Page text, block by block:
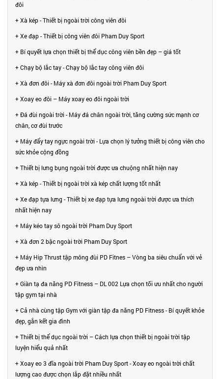
đôi
+ Xà kép - Thiết bị ngoài trời công viên đôi
+ Xe đạp - Thiết bị công viên đôi Pham Duy Sport
+ Bí quyết lựa chọn thiết bị thể dục công viên bền đẹp – giá tốt
+ Chạy bộ lắc tay - Chạy bộ lắc tay công viên đôi
+ Xà đơn đôi - Máy xà đơn đôi ngoài trời Pham Duy Sport
+ Xoay eo đôi – Máy xoay eo đôi ngoài trời
+ Đá đùi ngoài trời - Máy đá chân ngoài trời, tăng cường sức mạnh cơ
chân, cơ đùi trước
+ Máy đẩy tay ngực ngoài trời - Lựa chọn lý tưởng thiết bị công viên cho
sức khỏe cộng đồng
+ Thiết bị lưng bụng ngoài trời được ưa chuộng nhất hiện nay
+ Xà kép - Thiết bị ngoài trời xà kép chất lượng tốt nhất
+ Xe đạp tựa lưng - Thiết bị xe đạp tựa lưng ngoài trời được ưa thích
nhất hiện nay
+ Máy kéo tay sô ngoài trời Pham Duy Sport
+ Xà đơn 2 bậc ngoài trời Pham Duy Sport
+ Máy Hip Thrust tập mông đùi PD Fitnes – Vòng ba siêu chuẩn với vẻ
đẹp ưa nhìn
+ Giàn tạ đa năng PD Fitness – DL 002 Lựa chọn tối ưu nhất cho người
tập gym tại nhà
+ Cả nhà cùng tập Gym với giàn tập đa năng PD Fitness - Bí quyết khỏe
đẹp, gắn kết gia đình
+ Thiết bị thể dục ngoài trời – Cách lựa chọn thiết bị ngoài trời tập
luyện hiểu quả nhất
+ Xoay eo 3 đĩa ngoài trời Pham Duy Sport - Xoay eo ngoài trời chất
lượng cao được chọn lắp đặt nhiều nhất